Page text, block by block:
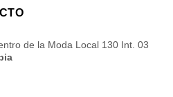
de la Moda Local 130 Int. 03